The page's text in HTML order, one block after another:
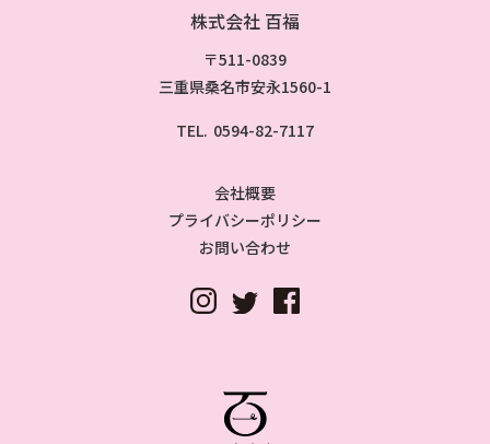
株式会社 百福
〒511-0839
三重県桑名市安永1560-1
TEL. 0594-82-7117
会社概要
プライバシーポリシー
お問い合わせ